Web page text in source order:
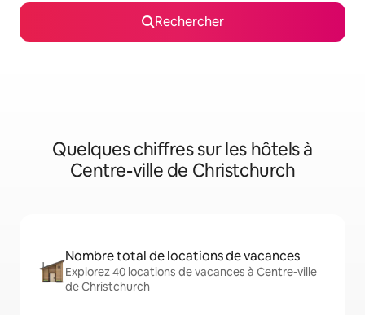
Rechercher
Quelques chiffres sur les hôtels à
Centre-ville de Christchurch
Nombre total de locations de vacances
Explorez 40 locations de vacances à Centre-ville
de Christchurch